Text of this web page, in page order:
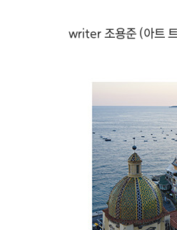
writer 조용준 (아트